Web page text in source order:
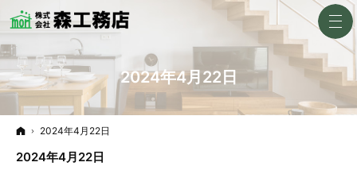
2024年4月22日
ホーム
2024年4月22日
2024年4月22日